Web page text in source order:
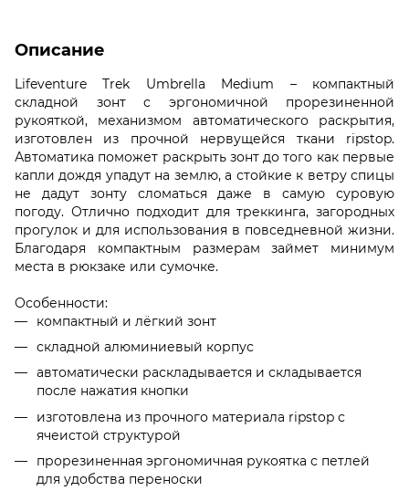
Описание
Lifeventure Trek Umbrella Medium – компактный
складной зонт с эргономичной прорезиненной
рукояткой, механизмом автоматического раскрытия,
изготовлен из прочной нервущейся ткани ripstop.
Автоматика поможет раскрыть зонт до того как первые
капли дождя упадут на землю, а стойкие к ветру спицы
не дадут зонту сломаться даже в самую суровую
погоду. Отлично подходит для треккинга, загородных
прогулок и для использования в повседневной жизни.
Благодаря компактным размерам займет минимум
места в рюкзаке или сумочке.
Особенности:
компактный и лёгкий зонт
складной алюминиевый корпус
автоматически раскладывается и складывается
после нажатия кнопки
изготовлена из прочного материала ripstop с
ячеистой структурой
прорезиненная эргономичная рукоятка с петлей
для удобства переноски